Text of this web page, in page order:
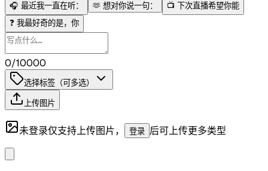
🎧 最近我一直在听： 🫶 想对你说一句： 📺 下次直播希望你能
❓ 我最好奇的是，你
0/10000
选择标签（可多选）
上传图片
未登录仅支持上传图片， 登录 后可上传更多类型